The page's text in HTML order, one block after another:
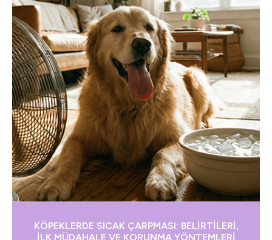
KÖPEKLERDE SICAK ÇARPMASI: BELİRTİLERİ,
İLK MÜDAHALE VE KORUNMA YÖNTEMLERİ